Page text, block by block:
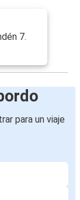
7.
para un viaje